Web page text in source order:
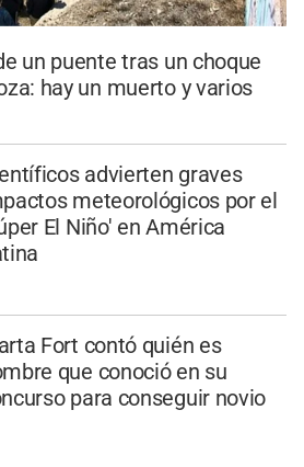
un puente tras un choque
hay un muerto y varios
advierten graves
meteorológicos por el
El Niño' en América
Fort contó quién es
que conoció en su
para conseguir novio